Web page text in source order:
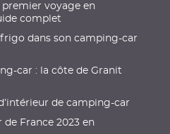
voyage en
complet
dans son camping-car
car : la côte de Granit
de camping-car
France 2023 en